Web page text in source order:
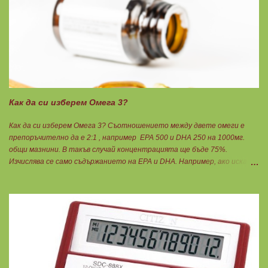
Как да си изберем Омега 3?
Как да си изберем Омега 3? Съотношението между двете омеги е
препоръчително да е 2:1 , например ЕРА 500 и DHA 250 на 1000мг.
общи мазнини. В такъв случай концентрацията ще бъде 75%.
Изчислява се само съдържанието на EPA и DHA. Например, ако искате
количество излишни мазнини като други омеги 6 и 9, и разни
наситени мазнини. Трябва да търсите на етикета от какви риби е
маслото. От по-дребни видове преработка е по-щадяща.
Технологията на пречистване и концентрация на рибеното масло до
омега-3 мастни киселини е различна. Крайната форма е или етил-